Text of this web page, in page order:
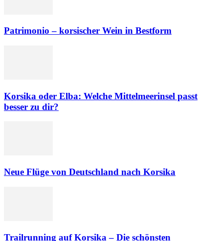
Patrimonio – korsischer Wein in Bestform
Korsika oder Elba: Welche Mittelmeerinsel passt
besser zu dir?
Neue Flüge von Deutschland nach Korsika
Trailrunning auf Korsika – Die schönsten